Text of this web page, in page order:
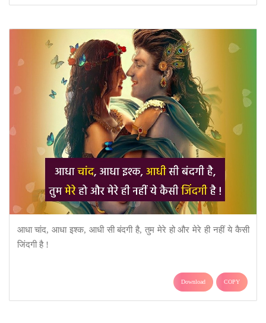
आधा चांद, आधा इश्क, आधी सी बंदगी है, तुम मेरे हो और मेरे ही नहीं ये कैसी
जिंदगी है !
Download COPY